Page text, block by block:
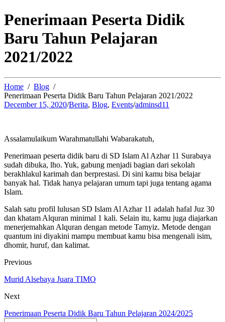
Penerimaan Peserta Didik
Baru Tahun Pelajaran
2021/2022
Home
Blog
Penerimaan Peserta Didik Baru Tahun Pelajaran 2021/2022
December 15, 2020/Berita, Blog, Events/adminsd11
Assalamulaikum Warahmatullahi Wabarakatuh,
Penerimaan peserta didik baru di SD Islam Al Azhar 11 Surabaya
sudah dibuka, lho. Yuk, gabung menjadi bagian dari sekolah
berakhlakul karimah dan berprestasi. Di sini kamu bisa belajar
banyak hal. Tidak hanya pelajaran umum tapi juga tentang agama
Islam.
Salah satu profil lulusan SD Islam Al Azhar 11 adalah hafal Juz 30
dan khatam Alquran minimal 1 kali. Selain itu, kamu juga diajarkan
menerjemahkan Alquran dengan metode Tamyiz. Metode dengan
quantum ini diyakini mampu membuat kamu bisa mengenali isim,
dhomir, huruf, dan kalimat.
Previous
Murid Alsebaya Juara TIMO
Next
Penerimaan Peserta Didik Baru Tahun Pelajaran 2024/2025